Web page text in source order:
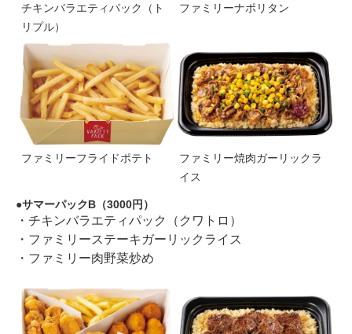
チキンバラエティパック（ト
リプル）
ファミリーナポリタン
ファミリーフライドポテト
ファミリー焼肉ガーリックラ
イス
サマーパックB（3000円）
・チキンバラエティパック（クワトロ）
・ファミリーステーキガーリックライス
・ファミリー肉野菜炒め